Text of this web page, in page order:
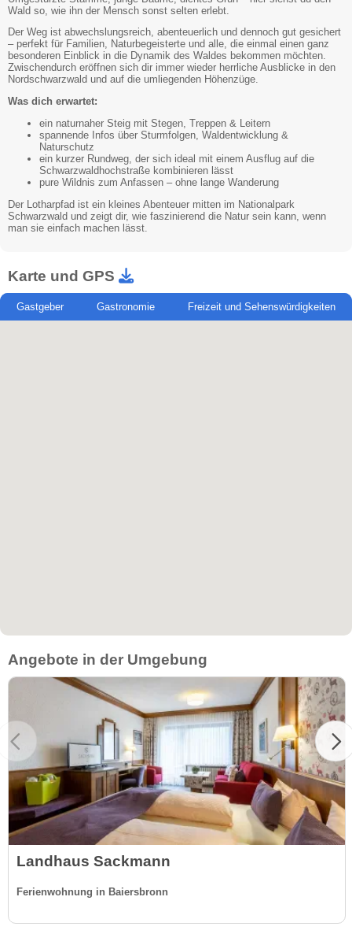
Wald so, wie ihn der Mensch sonst selten erlebt.
Der Weg ist abwechslungsreich, abenteuerlich und dennoch gut gesichert
– perfekt für Familien, Naturbegeisterte und alle, die einmal einen ganz
besonderen Einblick in die Dynamik des Waldes bekommen möchten.
Zwischendurch eröffnen sich dir immer wieder herrliche Ausblicke in den
Nordschwarzwald und auf die umliegenden Höhenzüge.
Was dich erwartet:
ein naturnaher Steig mit Stegen, Treppen & Leitern
spannende Infos über Sturmfolgen, Waldentwicklung &
Naturschutz
ein kurzer Rundweg, der sich ideal mit einem Ausflug auf die
Schwarzwaldhochstraße kombinieren lässt
pure Wildnis zum Anfassen – ohne lange Wanderung
Der Lotharpfad ist ein kleines Abenteuer mitten im Nationalpark
Schwarzwald und zeigt dir, wie faszinierend die Natur sein kann, wenn
man sie einfach machen lässt.
Karte und GPS
Gastgeber Gastronomie Freizeit und Sehenswürdigkeiten
Angebote in der Umgebung
Landhaus Sackmann
Ferienwohnung in Baiersbronn